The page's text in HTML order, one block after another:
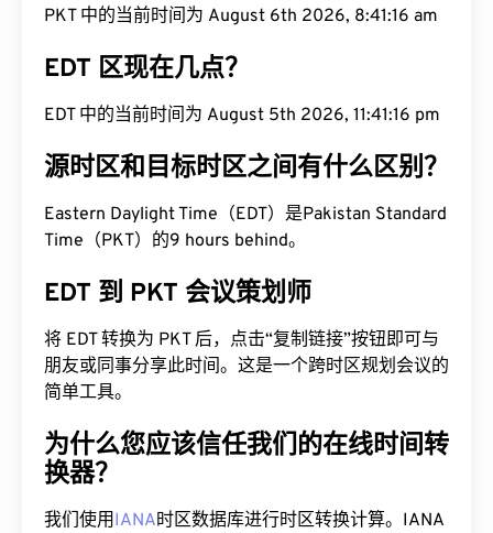
PKT 中的当前时间为 August 6th 2026, 8:41:17 am
EDT 区现在几点？
EDT 中的当前时间为 August 5th 2026, 11:41:17 pm
源时区和目标时区之间有什么区别？
Eastern Daylight Time（EDT）是Pakistan Standard
Time（PKT）的9 hours behind。
EDT 到 PKT 会议策划师
将 EDT 转换为 PKT 后，点击“复制链接”按钮即可与
朋友或同事分享此时间。这是一个跨时区规划会议的
简单工具。
为什么您应该信任我们的在线时间转
换器？
我们使用IANA时区数据库进行时区转换计算。IANA